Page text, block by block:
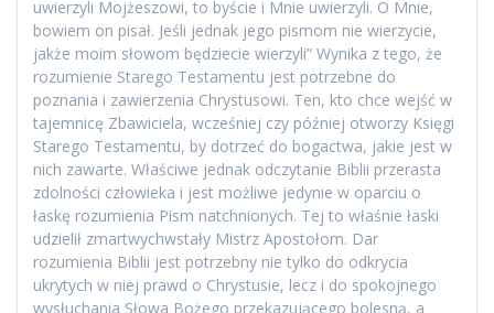
uwierzyli Mojżeszowi, to byście i Mnie uwierzyli. O Mnie,
bowiem on pisał. Jeśli jednak jego pismom nie wierzycie,
jakże moim słowom będziecie wierzyli” Wynika z tego, że
rozumienie Starego Testamentu jest potrzebne do
poznania i zawierzenia Chrystusowi. Ten, kto chce wejść w
tajemnicę Zbawiciela, wcześniej czy później otworzy Księgi
Starego Testamentu, by dotrzeć do bogactwa, jakie jest w
nich zawarte. Właściwe jednak odczytanie Biblii przerasta
zdolności człowieka i jest możliwe jedynie w oparciu o
łaskę rozumienia Pism natchnionych. Tej to właśnie łaski
udzielił zmartwychwstały Mistrz Apostołom. Dar
rozumienia Biblii jest potrzebny nie tylko do odkrycia
ukrytych w niej prawd o Chrystusie, lecz i do spokojnego
wysłuchania Słowa Bożego przekazującego bolesną, a